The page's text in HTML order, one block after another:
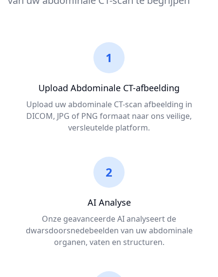
1
Upload Abdominale CT-afbeelding
Upload uw abdominale CT-scan afbeelding in
DICOM, JPG of PNG formaat naar ons veilige,
versleutelde platform.
2
AI Analyse
Onze geavanceerde AI analyseert de
dwarsdoorsnedebeelden van uw abdominale
organen, vaten en structuren.